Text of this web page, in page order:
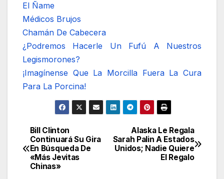
El Ñame
Médicos Brujos
Chamán De Cabecera
¿Podremos Hacerle Un Fufú A Nuestros
Legismorones?
¡Imagínense Que La Morcilla Fuera La Cura
Para La Porcina!
Navegación
de
Alaska Le Regala
Sarah Palin A Estados
Unidos; Nadie Quiere
El Regalo
Bill Clinton
Continuará Su Gira
En Búsqueda De
«Más Jevitas
Chinas»